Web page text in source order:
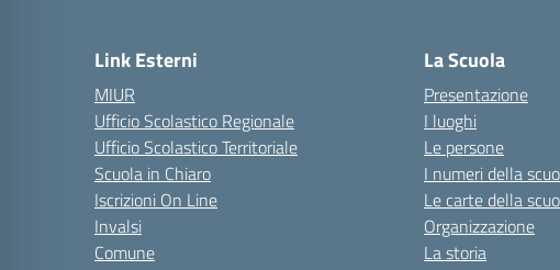
Link Esterni
MIUR
Ufficio Scolastico Regionale
Ufficio Scolastico Territoriale
Scuola in Chiaro
Iscrizioni On Line
Invalsi
Comune
La Scuola
Presentazione
I luoghi
Le persone
I numeri della
Le carte della
Organizzazione
La storia